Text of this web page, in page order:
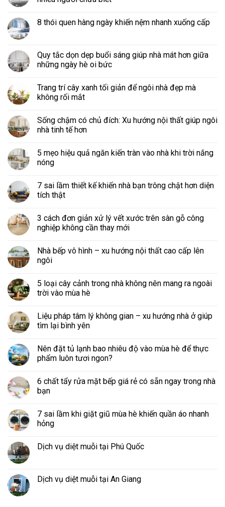
8 thói quen hàng ngày khiến nệm nhanh xuống cấp
Quy tắc dọn dẹp buổi sáng giúp nhà mát hơn giữa
những ngày hè oi bức
Trang trí cây xanh tối giản để ngôi nhà đẹp mà
không rối mắt
Sống chậm có chủ đích: Xu hướng nội thất giúp ngôi
nhà tinh tế hơn
5 mẹo hiệu quả ngăn kiến tràn vào nhà khi trời nắng
nóng
7 sai lầm thiết kế khiến nhà bạn trông chật hơn diện
tích thật
3 cách đơn giản xử lý vết xước trên sàn gỗ công
nghiệp không cần thay mới
Nhà bếp vô hình – xu hướng nội thất cao cấp lên
ngôi
5 loại cây cảnh trong nhà không nên mang ra ngoài
trời vào mùa hè
Liệu pháp tâm lý không gian – xu hướng nhà ở giúp
tìm lại bình yên
Nên đặt tủ lạnh bao nhiêu độ vào mùa hè để thực
phẩm luôn tươi ngon?
6 chất tẩy rửa mặt bếp giá rẻ có sẵn ngay trong nhà
bạn
7 sai lầm khi giặt giũ mùa hè khiến quần áo nhanh
hỏng
Dịch vụ diệt muỗi tại Phú Quốc
Dịch vụ diệt muỗi tại An Giang